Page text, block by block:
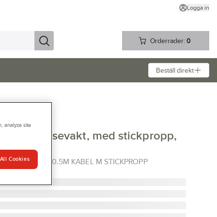
Logga in
Orderrader: 0
Beställ direkt
med rörelsevakt, med stickpropp,
VIT M IR IP44 0.5M KABEL M STICKPROPP
analyze site
Cookies